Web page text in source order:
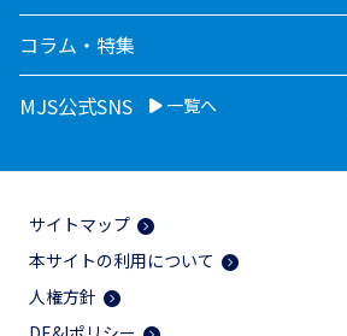
コラム・特集
MJS公式SNS 一覧へ
サイトマップ
本サイトの利用について
人権方針